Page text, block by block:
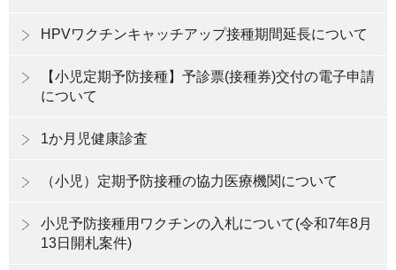
HPVワクチンキャッチアップ接種期間延長について
【小児定期予防接種】予診票(接種券)交付の電子申請
について
1か月児健康診査
（小児）定期予防接種の協力医療機関について
小児予防接種用ワクチンの入札について(令和7年8月
13日開札案件)